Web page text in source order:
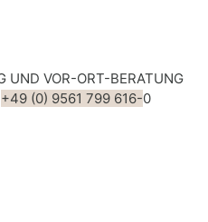
UND VOR-ORT-BERATUNG
+49 (0) 9561 799 616-0